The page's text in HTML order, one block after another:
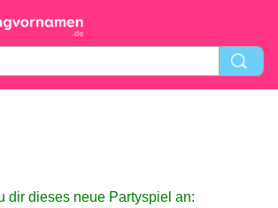
dir dieses neue Partyspiel an: